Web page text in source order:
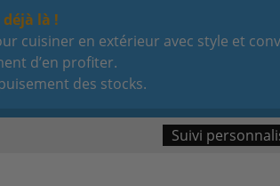
là !
cuisiner en extérieur avec style et
d’en profiter.
des stocks.
Suivi